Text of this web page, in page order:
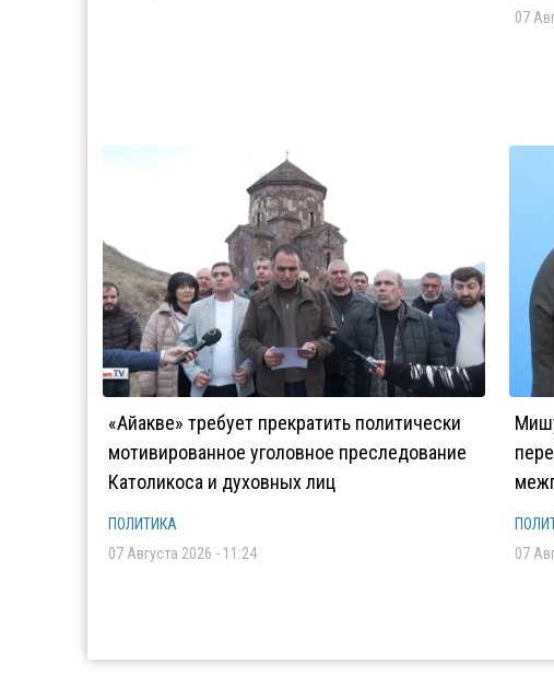
07
«Айакве» требует прекратить политически
мотивированное уголовное преследование
Католикоса и духовных лиц
ПОЛИТИКА
07 Августа 2026 - 11:24
07